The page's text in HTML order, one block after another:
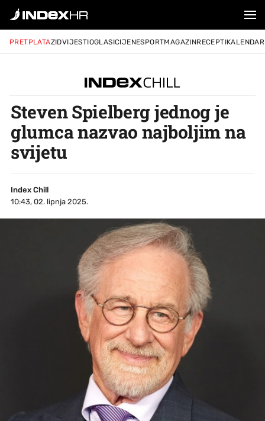
PRETPLATAZIDVIJESTIOGLASICIJENESPORTMAGAZINRECEPTIKALENDAR
Steven Spielberg jednog je
glumca nazvao najboljim na
svijetu
Index Chill
10:43, 02. lipnja 2025.